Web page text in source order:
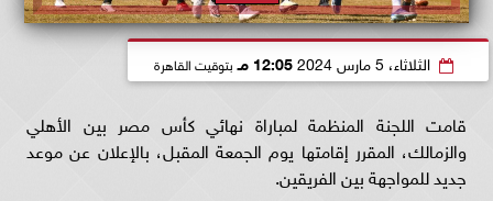
الثلاثاء، 5 مارس 2024 12:05 مـ بتوقيت القاهرة
قامت اللجنة المنظمة لمباراة نهائي كأس مصر بين الأهلي
والزمالك، المقرر إقامتها يوم الجمعة المقبل، بالإعلان عن موعد
جديد للمواجهة بين الفريقين.